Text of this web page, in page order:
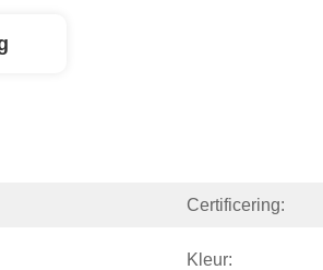
Certificering:
Kleur: